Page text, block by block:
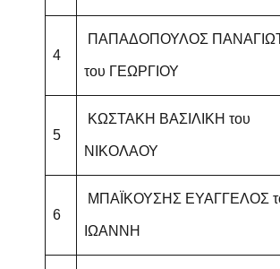
4
ΠΑΠΑΔΟΠΟΥΛΟΣ
του ΓΕΩΡΓΙΟΥ
5
ΚΩΣΤΑΚΗ ΒΑΣΙΛΙΚΗ του
ΝΙΚΟΛΑΟΥ
6
ΜΠΑΪΚΟΥΣΗΣ ΕΥΑΓΓΕΛΟΣ
ΙΩΑΝΝΗ